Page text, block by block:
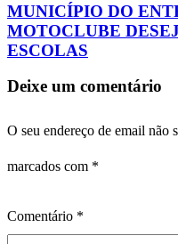
MUNICÍPIO DO
MOTOCLUBE
ESCOLAS
Deixe um comentário
O seu endereço de email não
marcados com *
Comentário *